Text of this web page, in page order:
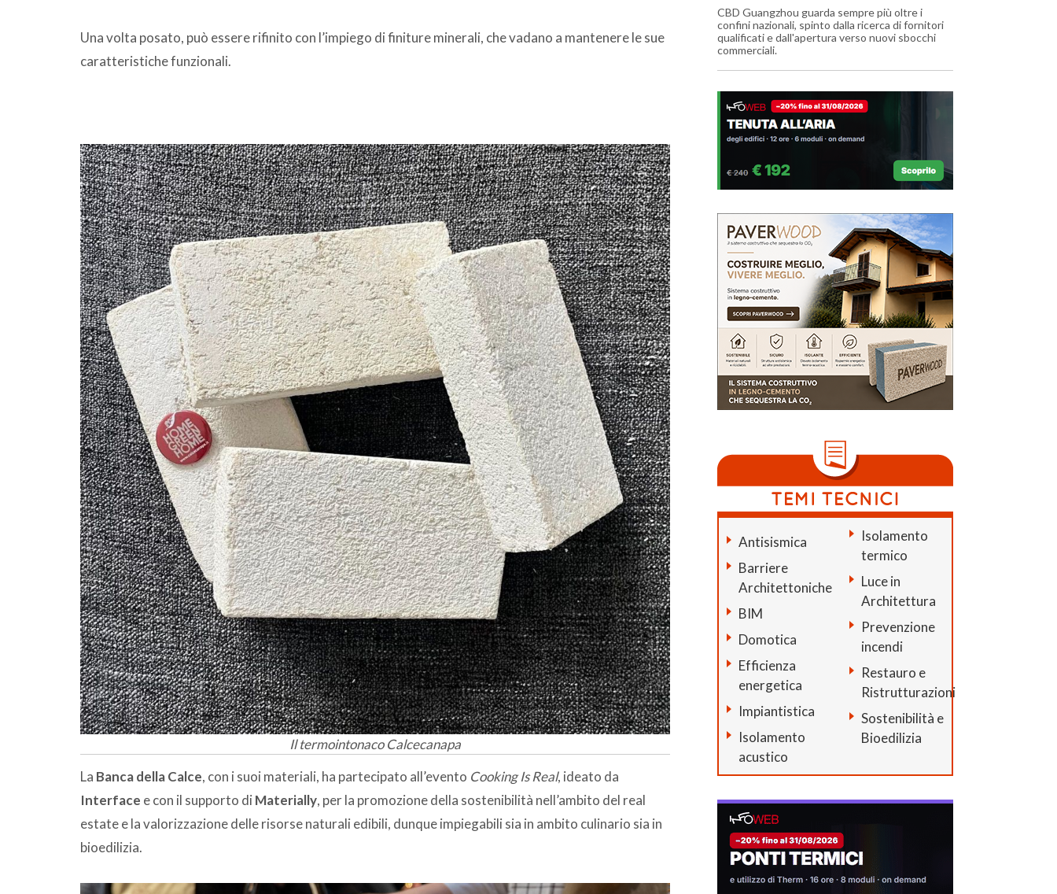
Una volta posato, può essere rifinito con l’impiego di finiture minerali, che vadano a mantenere le sue
caratteristiche funzionali.
Il termointonaco Calcecanapa
La Banca della Calce, con i suoi materiali, ha partecipato all’evento Cooking Is Real, ideato da
Interface e con il supporto di Materially, per la promozione della sostenibilità nell’ambito del real
estate e la valorizzazione delle risorse naturali edibili, dunque impiegabili sia in ambito culinario sia in
bioedilizia.
CBD Guangzhou guarda sempre più oltre i
confini nazionali, spinto dalla ricerca di fornitori
qualificati e dall'apertura verso nuovi sbocchi
commerciali.
Antisismica
Barriere
Architettoniche
BIM
Domotica
Efficienza
energetica
Impiantistica
Isolamento
acustico
Isolamento
termico
Luce in
Architettura
Prevenzione
incendi
Restauro e
Ristrutturazioni
Sostenibilità e
Bioedilizia